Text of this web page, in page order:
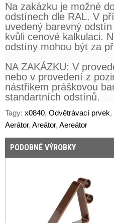
Na zakázku je možné
odstínech dle RAL. V
uvedený barevný
kvůli cenové kalkulaci.
odstíny mohou být za
NA ZAKÁZKU: V
nebo v provedení z
nástřikem práškovou
standartních odstínů.
Tagy: x0840, Odvětrávací prvek,
Aerátor, Areátor, Aereátor
PODOBNÉ VÝROBKY